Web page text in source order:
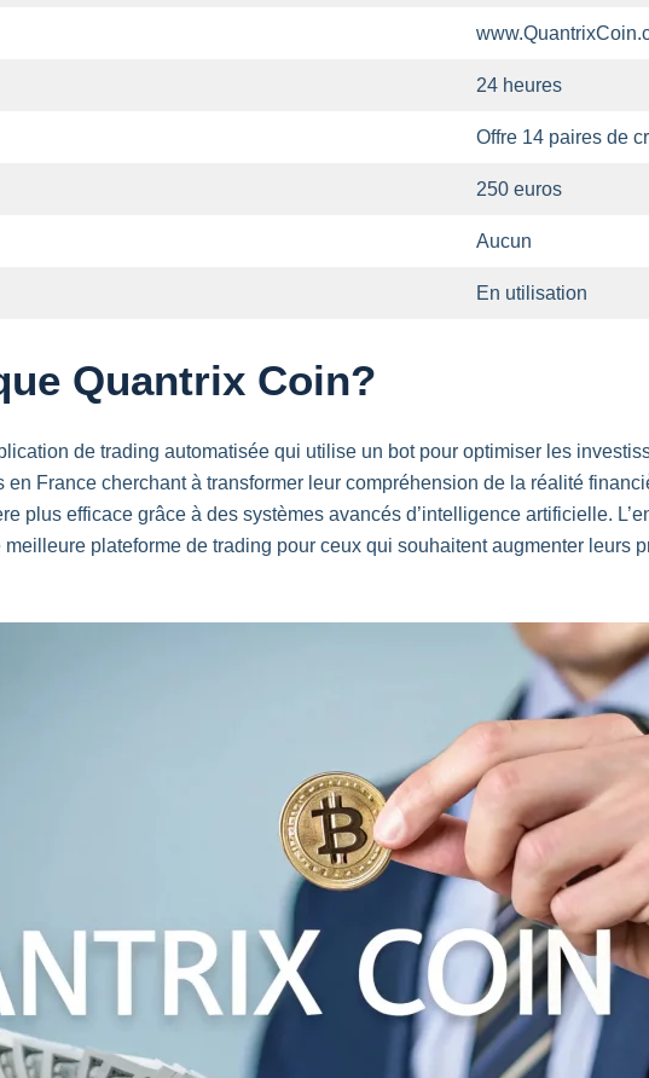
24 heures
Offre 14 paires de
250 euros
Aucun
En utilisation
Quantrix Coin?
de trading automatisée qui utilise un bot pour optimiser les
France cherchant à transformer leur compréhension de la réalité
plus efficace grâce à des systèmes avancés d’intelligence artificielle.
plateforme de trading pour ceux qui souhaitent augmenter leurs